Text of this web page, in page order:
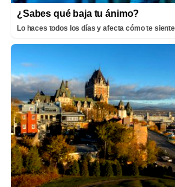
¿Sabes qué baja tu ánimo?
Lo haces todos los días y afecta cómo te